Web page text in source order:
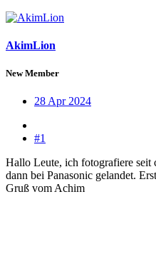
AkimLion
New Member
28 Apr 2024
#1
Hallo Leute, ich fotografiere seit
dann bei Panasonic gelandet.
Gruß vom Achim